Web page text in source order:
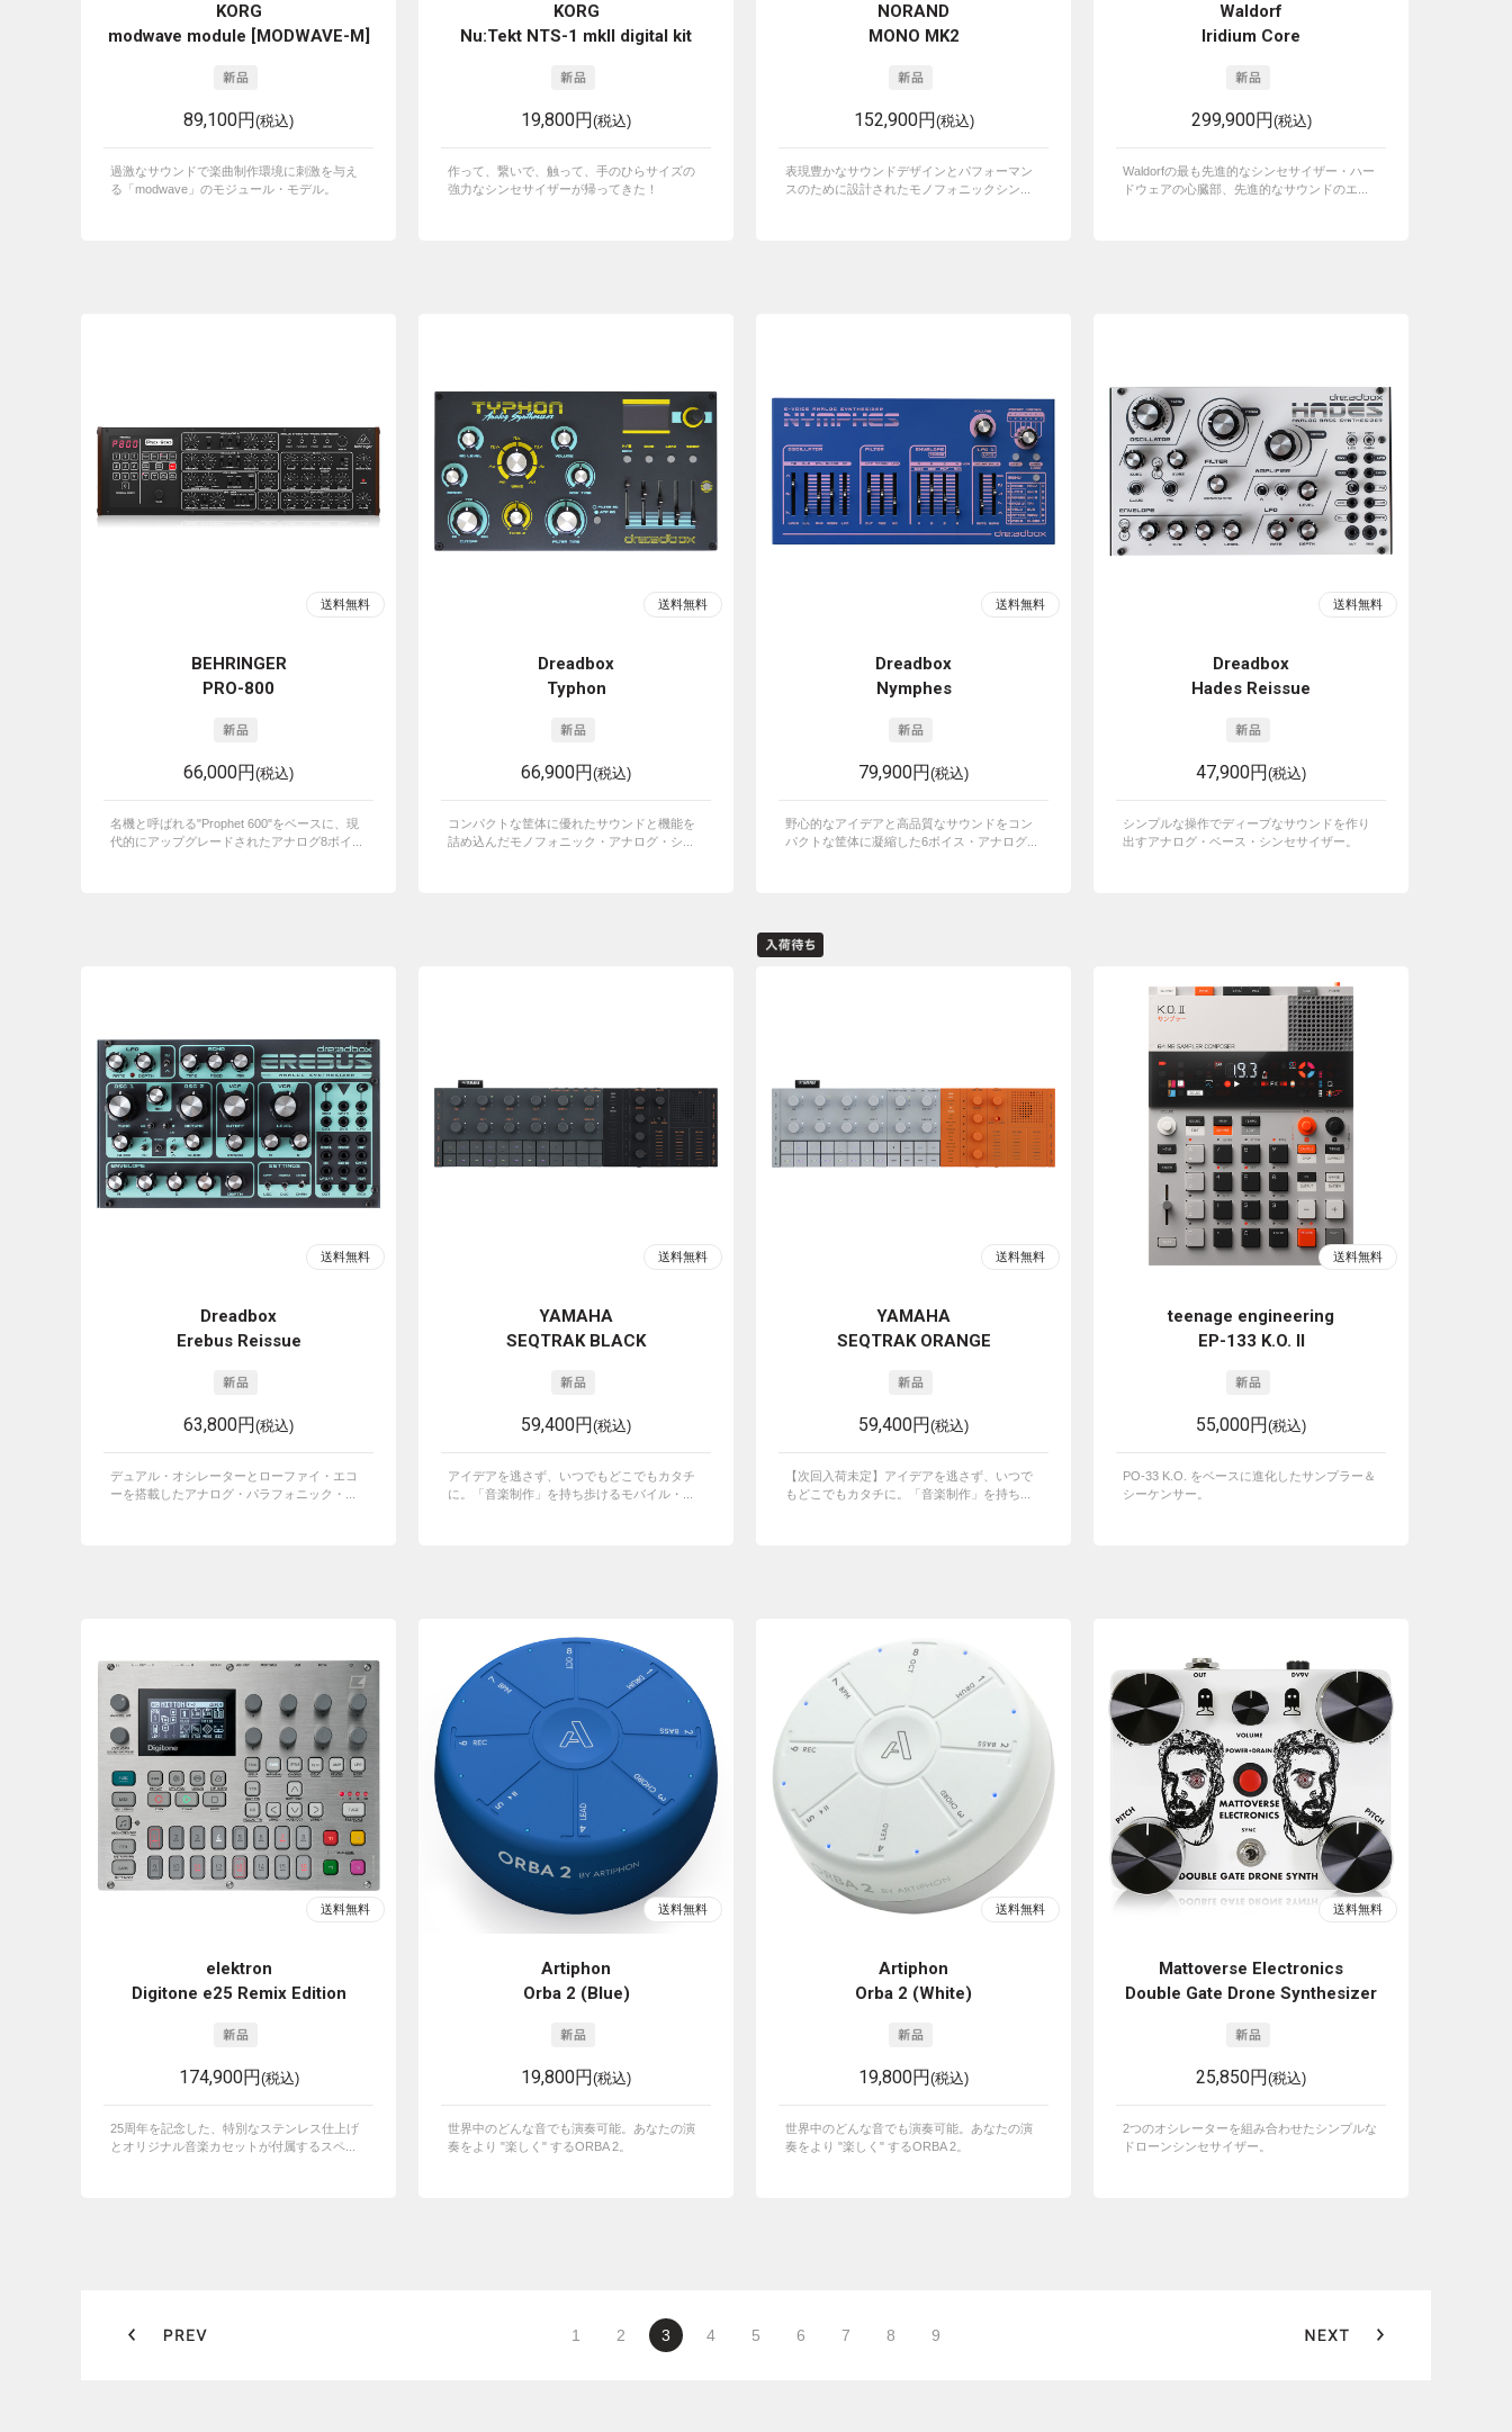
KORG
modwave module [MODWAVE-M]
89,100円(税込)
過激なサウンドで楽曲制作環境に刺激を与え
る「modwave」のモジュール・モデル。
KORG
Nu:Tekt NTS-1 mkII digital kit
19,800円(税込)
作って、繋いで、触って、手のひらサイズの
強力なシンセサイザーが帰ってきた！
NORAND
MONO MK2
152,900円(税込)
表現豊かなサウンドデザインとパフォーマン
スのために設計されたモノフォニックシン...
Waldorf
Iridium Core
299,900円(税込)
Waldorfの最も先進的なシンセサイザー・ハー
ドウェアの心臓部、先進的なサウンドのエ...
BEHRINGER
PRO-800
66,000円(税込)
名機と呼ばれる"Prophet 600"をベースに、現
代的にアップグレードされたアナログ8ボイ...
Dreadbox
Typhon
66,900円(税込)
コンパクトな筐体に優れたサウンドと機能を
詰め込んだモノフォニック・アナログ・シ...
Dreadbox
Nymphes
79,900円(税込)
野心的なアイデアと高品質なサウンドをコン
パクトな筐体に凝縮した6ボイス・アナログ...
Dreadbox
Hades Reissue
47,900円(税込)
シンプルな操作でディープなサウンドを作り
出すアナログ・ベース・シンセサイザー。
Dreadbox
Erebus Reissue
63,800円(税込)
デュアル・オシレーターとローファイ・エコ
ーを搭載したアナログ・パラフォニック・...
YAMAHA
SEQTRAK BLACK
59,400円(税込)
アイデアを逃さず、いつでもどこでもカタチ
に。「音楽制作」を持ち歩けるモバイル・...
YAMAHA
SEQTRAK ORANGE
59,400円(税込)
【次回入荷未定】アイデアを逃さず、いつで
もどこでもカタチに。「音楽制作」を持ち...
teenage engineering
EP-133 K.O. II
55,000円(税込)
PO-33 K.O. をベースに進化したサンプラー＆
シーケンサー。
elektron
Digitone e25 Remix Edition
174,900円(税込)
25周年を記念した、特別なステンレス仕上げ
とオリジナル⾳楽カセットが付属するスペ...
Artiphon
Orba 2 (Blue)
19,800円(税込)
世界中のどんな音でも演奏可能。あなたの演
奏をより "楽しく" するORBA 2。
Artiphon
Orba 2 (White)
19,800円(税込)
世界中のどんな音でも演奏可能。あなたの演
奏をより "楽しく" するORBA 2。
Mattoverse Electronics
Double Gate Drone Synthesizer
25,850円(税込)
2つのオシレーターを組み合わせたシンプルな
ドローンシンセサイザー。
1 2 3 4 5 6 7 8 9